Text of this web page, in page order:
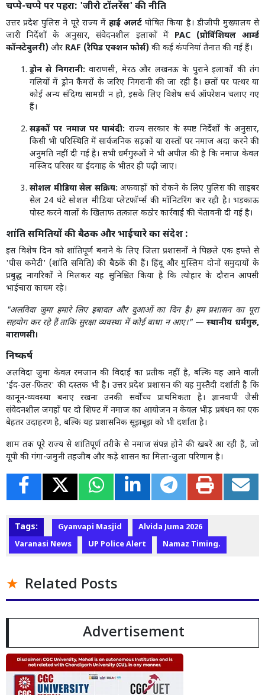
चप्पे-चप्पे पर पहरा: 'जीरो टॉलरेंस' की नीति
उत्तर प्रदेश पुलिस ने पूरे राज्य में हाई अलर्ट घोषित किया है। डीजीपी मुख्यालय से
जारी निर्देशों के अनुसार, संवेदनशील इलाकों में PAC (प्रोविंशियल आर्म्ड
कॉन्स्टेबुलरी) और RAF (रैपिड एक्शन फोर्स) की कई कंपनियां तैनात की गई हैं।
ड्रोन से निगरानी: वाराणसी, मेरठ और लखनऊ के पुराने इलाकों की तंग
गलियों में ड्रोन कैमरों के जरिए निगरानी की जा रही है। छतों पर पत्थर या
कोई अन्य संदिग्ध सामग्री न हो, इसके लिए विशेष सर्च ऑपरेशन चलाए गए
हैं।
सड़कों पर नमाज पर पाबंदी: राज्य सरकार के स्पष्ट निर्देशों के अनुसार,
किसी भी परिस्थिति में सार्वजनिक सड़कों या रास्तों पर नमाज अदा करने की
अनुमति नहीं दी गई है। सभी धर्मगुरुओं ने भी अपील की है कि नमाज केवल
मस्जिद परिसर या ईदगाह के भीतर ही पढ़ी जाए।
सोशल मीडिया सेल सक्रिय: अफवाहों को रोकने के लिए पुलिस की साइबर
सेल 24 घंटे सोशल मीडिया प्लेटफॉर्म्स की मॉनिटरिंग कर रही है। भड़काऊ
पोस्ट करने वालों के खिलाफ तत्काल कठोर कार्रवाई की चेतावनी दी गई है।
शांति समितियों की बैठक और भाईचारे का संदेश :
इस विशेष दिन को शांतिपूर्ण बनाने के लिए जिला प्रशासनों ने पिछले एक हफ्ते से
'पीस कमेटी' (शांति समिति) की बैठकें की हैं। हिंदू और मुस्लिम दोनों समुदायों के
प्रबुद्ध नागरिकों ने मिलकर यह सुनिश्चित किया है कि त्योहार के दौरान आपसी
भाईचारा कायम रहे।
"अलविदा जुमा हमारे लिए इबादत और दुआओं का दिन है। हम प्रशासन का पूरा
सहयोग कर रहे हैं ताकि सुरक्षा व्यवस्था में कोई बाधा न आए।"—स्थानीय धर्मगुरु,
वाराणसी।
निष्कर्ष
अलविदा जुमा केवल रमजान की विदाई का प्रतीक नहीं है, बल्कि यह आने वाली
'ईद-उल-फितर' की दस्तक भी है। उत्तर प्रदेश प्रशासन की यह मुस्तैदी दर्शाती है कि
कानून-व्यवस्था बनाए रखना उनकी सर्वोच्च प्राथमिकता है। ज्ञानवापी जैसी
संवेदनशील जगहों पर दो शिफ्ट में नमाज का आयोजन न केवल भीड़ प्रबंधन का एक
बेहतर उदाहरण है, बल्कि यह प्रशासनिक सूझबूझ को भी दर्शाता है।
शाम तक पूरे राज्य से शांतिपूर्ण तरीके से नमाज संपन्न होने की खबरें आ रही हैं, जो
यूपी की गंगा-जमुनी तहजीब और कड़े शासन का मिला-जुला परिणाम है।
Tags: Gyanvapi Masjid
Alvida Juma 2026
Varanasi News
UP Police Alert Namaz Timing.
Related Posts
Advertisement